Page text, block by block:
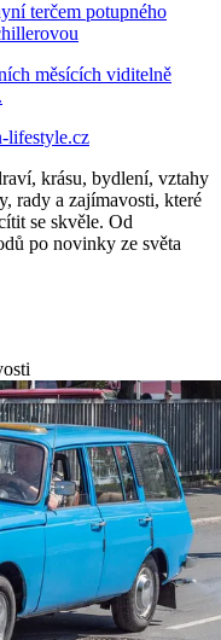
terčem potupného
měsících viditelně
lifestyle.cz
krásu, bydlení, vztahy
rady a zajímavosti, které
se skvěle. Od
po novinky ze světa